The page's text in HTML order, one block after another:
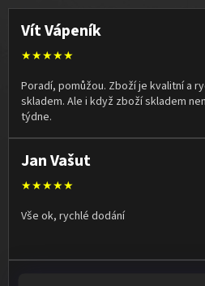
Vít Vápeník
★★★★★
Poradí, pomůžou. Zboží je kvalitní a
skladem. Ale i když zboží skladem
týdne.
Jan Vašut
★★★★★
Vše ok, rychlé dodání